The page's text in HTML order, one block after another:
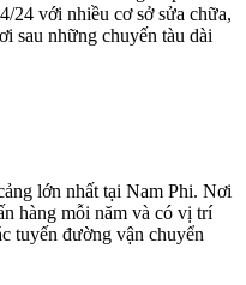
24 với nhiều cơ sở sửa chữa,
sau những chuyến tàu dài
lớn nhất tại Nam Phi. Nơi
hàng mỗi năm và có vị trí
tuyến đường vận chuyển